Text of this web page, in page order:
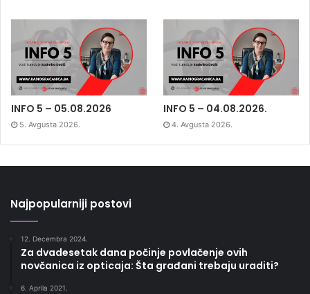
INFO 5 – 05.08.2026
5. Avgusta 2026.
INFO 5 – 04.08.2026.
4. Avgusta 2026.
Najpopularniji postovi
12. Decembra 2024.
Za dvadesetak dana počinje povlačenje ovih
novčanica iz opticaja: Šta građani trebaju uraditi?
6. Aprila 2021.